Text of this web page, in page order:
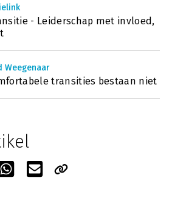
- Leiderschap met invloed,
Weegenaar
transities bestaan niet